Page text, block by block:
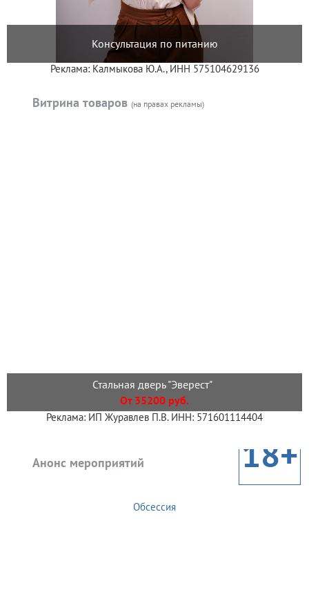
Консультация по питанию
Реклама: Калмыкова Ю.А., ИНН 575104629136
Витрина товаров (на правах рекламы)
Стальная дверь "Эверест"
От 35200 руб.
Реклама: ИП Журавлев П.В. ИНН: 571601114404
Анонс мероприятий 18+
Обсессия